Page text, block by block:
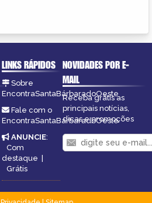
LINKS RÁPIDOS
Sobre
EncontraSantaBárbaradoOeste
Fale com o
EncontraSantaBárbaradoOeste
ANUNCIE:
Com
destaque |
Grátis
NOVIDADES POR E-
MAIL
Receba grátis as
principais notícias,
dicas e promoções